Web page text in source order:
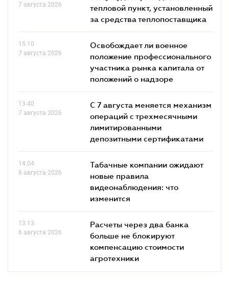
7 августа 2026
тепловой пункт, установленный
за средства теплопоставщика
15.10
7 августа 2026
Освобождает ли военное
положение профессионального
участника рынка капитала от
положений о надзоре
13.40
7 августа 2026
С 7 августа меняется механизм
операций с трехмесячными
лимитированными
депозитными сертификатами
14.04
6 августа 2026
Табачные компании ожидают
новые правила
видеонаблюдения: что
изменится
13.13
6 августа 2026
Расчеты через два банка
больше не блокируют
компенсацию стоимости
агротехники